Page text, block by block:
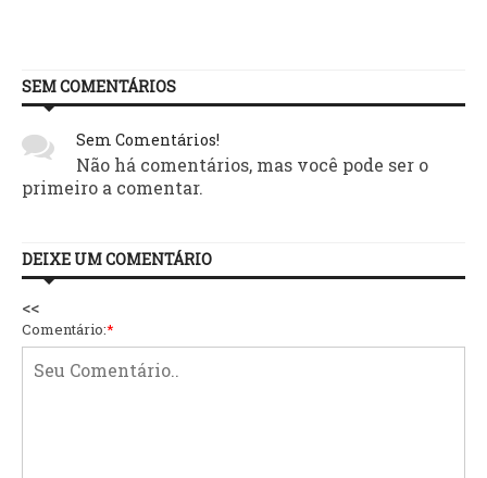
SEM COMENTÁRIOS
Sem Comentários!
Não há comentários, mas você pode ser o
primeiro a comentar.
DEIXE UM COMENTÁRIO
<<
Comentário:*